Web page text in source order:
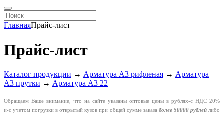
ГлавнаяПрайс-лист
Прайс-лист
Каталог продукции → Арматура А3 рифленая → Арматура
А3 прутки → Арматура А3 22
Обращаем Ваше внимание, что на сайте указаны оптовые цены в рублях-с НДС 20%
и-с учетом погрузки в открытый кузов при общей сумме заказа более 50000 рублейлибо